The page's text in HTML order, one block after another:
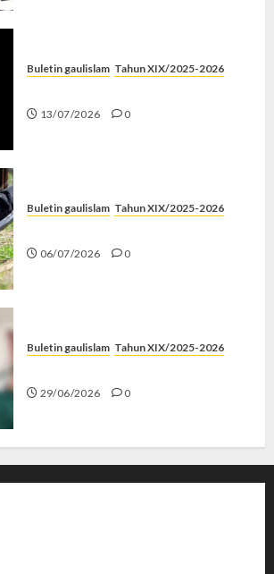
Buletin gaulislam Tahun XIX/2025-2026
13/07/2026 0
Buletin gaulislam Tahun XIX/2025-2026
06/07/2026 0
Buletin gaulislam Tahun XIX/2025-2026
29/06/2026 0